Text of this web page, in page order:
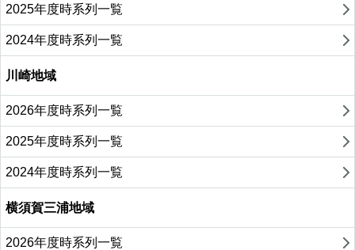
2025年度時系列一覧
2024年度時系列一覧
川崎地域
2026年度時系列一覧
2025年度時系列一覧
2024年度時系列一覧
横須賀三浦地域
2026年度時系列一覧